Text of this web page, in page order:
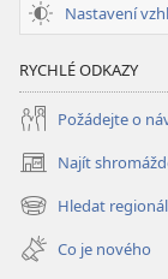
Nastavení
RYCHLÉ ODKAZY
Požádejte o
Najít
(otevřeno
nové
okno)
Hledat
(otevřeno
nové
okno)
Co je nového